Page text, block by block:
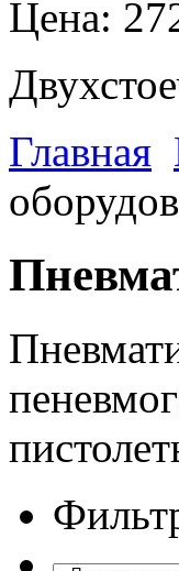
Цена:
Главная